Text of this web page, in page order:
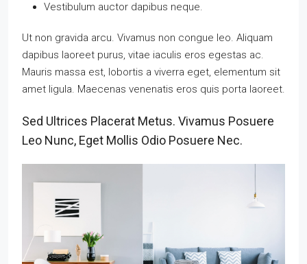
Vestibulum auctor dapibus neque.
Ut non gravida arcu. Vivamus non congue leo. Aliquam
dapibus laoreet purus, vitae iaculis eros egestas ac.
Mauris massa est, lobortis a viverra eget, elementum sit
amet ligula. Maecenas venenatis eros quis porta laoreet.
Sed Ultrices Placerat Metus. Vivamus Posuere
Leo Nunc, Eget Mollis Odio Posuere Nec.